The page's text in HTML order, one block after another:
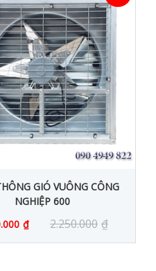
GIÓ VUÔNG CÔNG
NGHIỆP 600
₫ 2.250.000 ₫